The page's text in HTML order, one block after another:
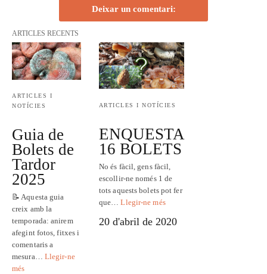
Deixar un comentari:
ARTICLES RECENTS
ARTICLES I
NOTÍCIES
Guia de
Bolets de
Tardor
2025
📝 Aquesta guia
creix amb la
temporada: anirem
afegint fotos, fitxes i
comentaris a
mesura… Llegir-ne
més
ARTICLES I NOTÍCIES
ENQUESTA
16 BOLETS
No és fàcil, gens fàcil,
escollir-ne només 1 de
tots aquests bolets pot fer
que…Llegir-ne més
20 d'abril de 2020